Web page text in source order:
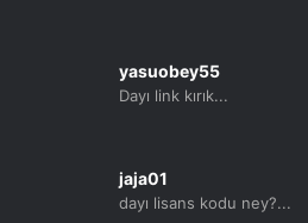
yasuobey55
Dayı link kırık...
jaja01
dayı lisans kodu ney?...